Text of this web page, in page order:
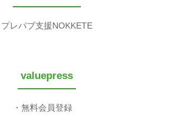
プレパブ支援NOKKETE
valuepress
無料会員登録